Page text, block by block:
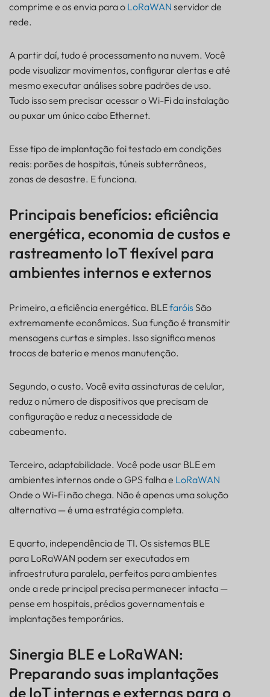
comprime e os envia para o LoRaWAN servidor de
rede.
A partir daí, tudo é processamento na nuvem. Você
pode visualizar movimentos, configurar alertas e até
mesmo executar análises sobre padrões de uso.
Tudo isso sem precisar acessar o Wi-Fi da instalação
ou puxar um único cabo Ethernet.
Esse tipo de implantação foi testado em condições
reais: porões de hospitais, túneis subterrâneos,
zonas de desastre. E funciona.
Principais benefícios: eficiência
energética, economia de custos e
rastreamento IoT flexível para
ambientes internos e externos
Primeiro, a eficiência energética. BLEfaróis São
extremamente econômicas. Sua função é transmitir
mensagens curtas e simples. Isso significa menos
trocas de bateria e menos manutenção.
Segundo, o custo. Você evita assinaturas de celular,
reduz o número de dispositivos que precisam de
configuração e reduz a necessidade de
cabeamento.
Terceiro, adaptabilidade. Você pode usar BLE em
ambientes internos onde o GPS falha e LoRaWAN
Onde o Wi-Fi não chega. Não é apenas uma solução
alternativa — é uma estratégia completa.
E quarto, independência de TI. Os sistemas BLE
para LoRaWAN podem ser executados em
infraestrutura paralela, perfeitos para ambientes
onde a rede principal precisa permanecer intacta —
pense em hospitais, prédios governamentais e
implantações temporárias.
Sinergia BLE e LoRaWAN:
Preparando suas implantações
de IoT internas e externas para o